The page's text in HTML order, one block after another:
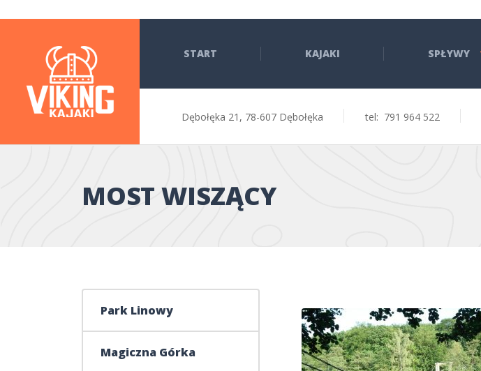
START KAJAKI SPŁYWY
Dębołęka 21, 78-607 Dębołęka tel: 791 964 522
MOST WISZĄCY
Park Linowy
Magiczna Górka